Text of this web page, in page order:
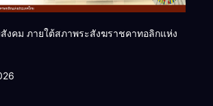
งคม ภายใต้สภาพระสังฆราชคาทอลิกแห่ง